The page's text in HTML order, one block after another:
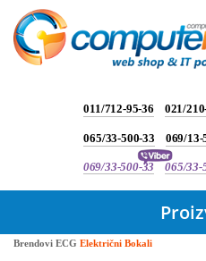
011/712-95-36 021/
065/33-500-33 069/13-
069/33-500-33 065/33-
Brendovi ECG Električni Bokali